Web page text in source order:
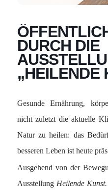
DURCH DIE
„HEILENDE
Gesunde Ernährung,
nicht zuletzt die aktuelle
Natur zu heilen: das
besseren Leben ist heute
Ausgehend von der
Ausstellung Heilende Kunst.